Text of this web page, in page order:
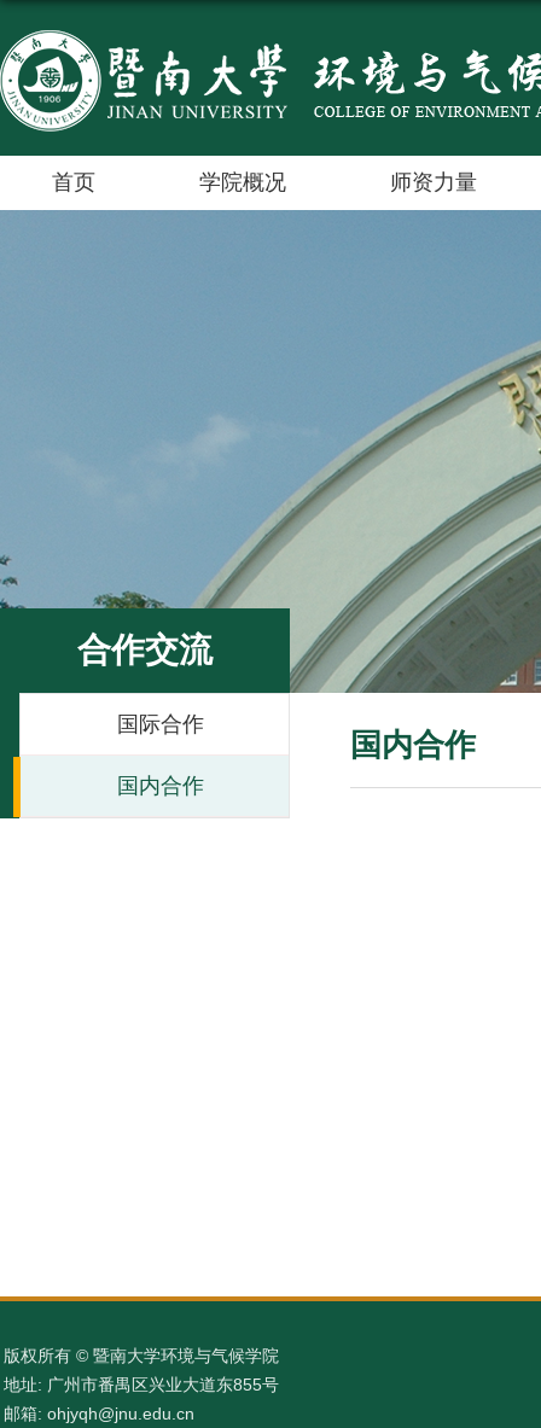
首页 学院概况 师资力量
合作交流
国际合作
国内合作
国内合作
版权所有 © 暨南大学环境与气候学院
地址: 广州市番禺区兴业大道东855号
邮箱: ohjyqh@jnu.edu.cn